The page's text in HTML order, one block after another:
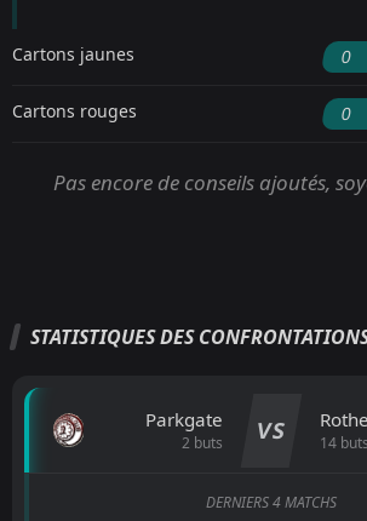
Cartons jaunes 0
Cartons rouges 0
Pas encore de conseils ajoutés,
STATISTIQUES DES
Parkgate
2 buts VS 14 buts
DERNIERS 4 MATCHS